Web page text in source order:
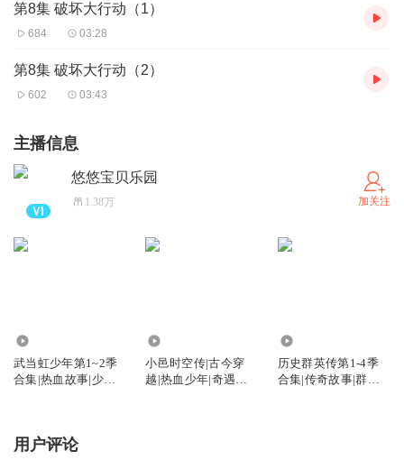
第8集 破坏大行动（1）
684 03:28
第8集 破坏大行动（2）
602 03:43
主播信息
悠悠宝贝乐园
1.38万 加关注
武当虹少年第1~2季
合集|热血故事|少儿
小邑时空传|古今穿
越|热血少年|奇遇冒
历史群英传第1-4季
合集|传奇故事|群英
用户评论